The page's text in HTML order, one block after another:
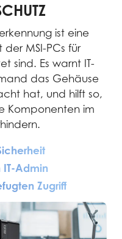
ist eine
der MSI-PCs für
sind. Es warnt IT-
das Gehäuse
hat, und hilft so,
Komponenten im
IT-Admin
Zugriff